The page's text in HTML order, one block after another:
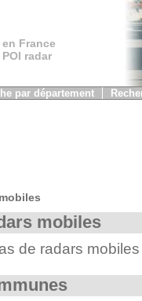
France
radar
par département
mobiles
de radars